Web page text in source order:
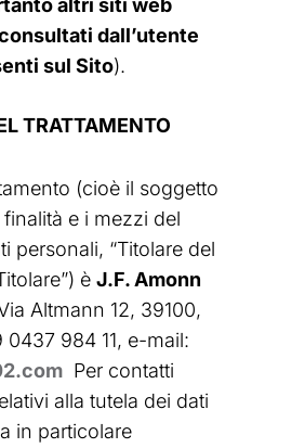
altri siti web
dall’utente
sul Sito).
TRATTAMENTO
(cioè il soggetto
e i mezzi del
personali, “Titolare del
è J.F. Amonn
Altmann 12, 39100,
984 11, e-mail:
Per contatti
alla tutela dei dati
in particolare